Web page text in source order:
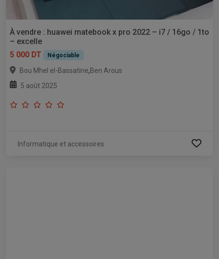
À vendre : huawei matebook x pro 2022 – i7 / 16go / 1to
– excelle
5 000 DT
Négociable
Bou Mhel el-Bassatine,Ben Arous
5 août 2025
Informatique et accessoires